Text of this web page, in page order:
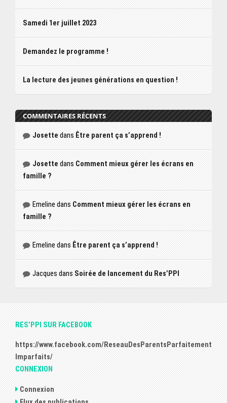
Samedi 1er juillet 2023
Demandez le programme !
La lecture des jeunes générations en question !
COMMENTAIRES RÉCENTS
Josette dans Être parent ça s’apprend !
Josette dans Comment mieux gérer les écrans en
famille ?
Emeline dans Comment mieux gérer les écrans en
famille ?
Emeline dans Être parent ça s’apprend !
Jacques dans Soirée de lancement du Res’PPI
RES’PPI SUR FACEBOOK
https://www.facebook.com/ReseauDesParentsParfaitement
Imparfaits/
CONNEXION
Connexion